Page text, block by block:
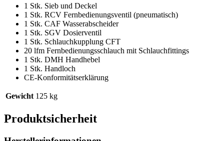
1 Stk. Sieb und Deckel
1 Stk. RCV Fernbedienungsventil (pneumatisch)
1 Stk. CAF Wasserabscheider
1 Stk. SGV Dosierventil
1 Stk. Schlauchkupplung CFT
20 lfm Fernbedienungsschlauch mit Schlauchfittings
1 Stk. DMH Handhebel
1 Stk. Handloch
CE-Konformitätserklärung
Gewicht 125 kg
Produktsicherheit